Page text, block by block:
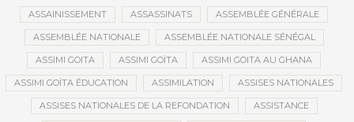
ASSAINISSEMENT ASSASSINATS ASSEMBLÉE GÉNÉRALE
ASSEMBLÉE NATIONALE ASSEMBLÉE NATIONALE SÉNÉGAL
ASSIMI GOITA ASSIMI GOÏTA ASSIMI GOITA AU GHANA
ASSIMI GOÏTA ÉDUCATION ASSIMILATION ASSISES NATIONALES
ASSISES NATIONALES DE LA REFONDATION ASSISTANCE